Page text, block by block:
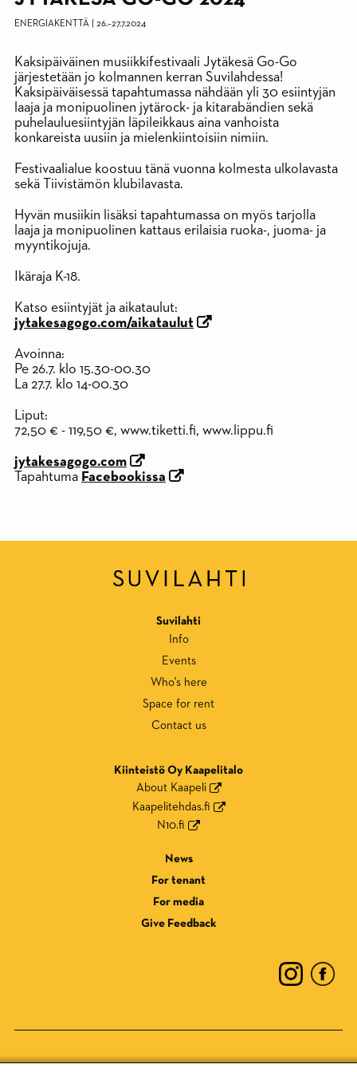
ENERGIAKENTTÄ 26.–27.7.2024
Kaksipäiväinen musiikkifestivaali Jytäkesä Go-Go
järjestetään jo kolmannen kerran Suvilahdessa!
Kaksipäiväisessä tapahtumassa nähdään yli 30 esiintyjän
laaja ja monipuolinen jytärock- ja kitarabändien sekä
puhelauluesiintyjän läpileikkaus aina vanhoista
konkareista uusiin ja mielenkiintoisiin nimiin.
Festivaalialue koostuu tänä vuonna kolmesta ulkolavasta
sekä Tiivistämön klubilavasta.
Hyvän musiikin lisäksi tapahtumassa on myös tarjolla
laaja ja monipuolinen kattaus erilaisia ruoka-, juoma- ja
myyntikojuja.
Ikäraja K-18.
Katso esiintyjät ja aikataulut:
jytakesagogo.com/aikataulut
Avoinna:
Pe 26.7. klo 15.30-00.30
La 27.7. klo 14-00.30
Liput:
72,50 € - 119,50 €, www.tiketti.fi, www.lippu.fi
jytakesagogo.com
Tapahtuma Facebookissa
Suvilahti
Info
Events
Who's here
Space for rent
Contact us
Kiinteistö Oy Kaapelitalo
About Kaapeli
Kaapelitehdas.fi
N10.fi
News
For tenant
For media
Give Feedback